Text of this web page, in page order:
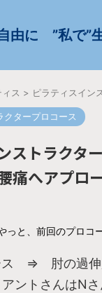
由に ”私で”
ス > ピラティスイン
クタープロコース
ストラクタ
痛へアプロ
っと、前回のプロコ
ス ⇒ 肘の過伸
アントさんはN